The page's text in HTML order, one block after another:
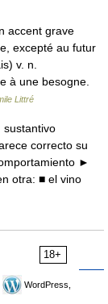
accent grave
excepté au futur
v. n.
à une besogne.
Littré
correcto su
►
otra: ■ el vino
18+
WordPress,